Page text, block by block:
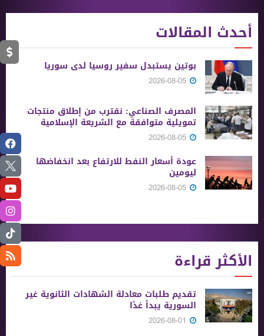
أحدث المقالات
بوتين يستبدل سفير روسيا لدى سوريا
المصرف الصناعي: نقترب من إطلاق منتجات
تمويلية متوافقة مع الشريعة الإسلامية
عودة أسعار النفط للارتفاع بعد انخفاضها
ليومين
الأكثر قراءة
تقديم طلبات معادلة الشهادات الثانوية ‏غير
السورية يبدأ غدًا